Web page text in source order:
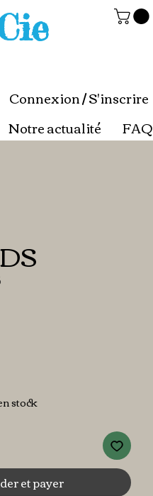
Connexion / S'inscrire
Notre actualité FAQ
stock
et payer